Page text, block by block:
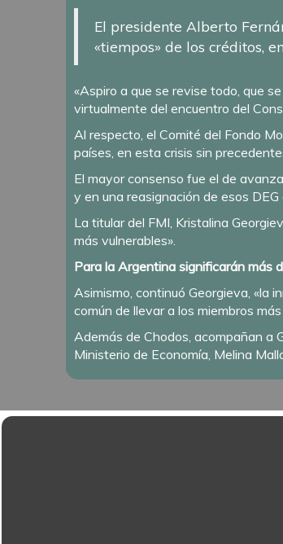
El presidente Alberto
«tiempos» de los créditos,
«Aspiro a que se revise todo, que
virtualmente del encuentro del
Al respecto, el Comité del Fondo
países, en esta crisis sin
El mayor consenso fue el de
y en una reasignación de esos
La titular del FMI, Kristalina
más vulnerables».
Para la Argentina significarán más
Asimismo, continuó Georgieva, «la
común de llevar a los miembros
Además de Chodos, acompañan a
Ministerio de Economía, Melina